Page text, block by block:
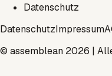
Datenschutz
DatenschutzImpressum
© assemblean 2026 |